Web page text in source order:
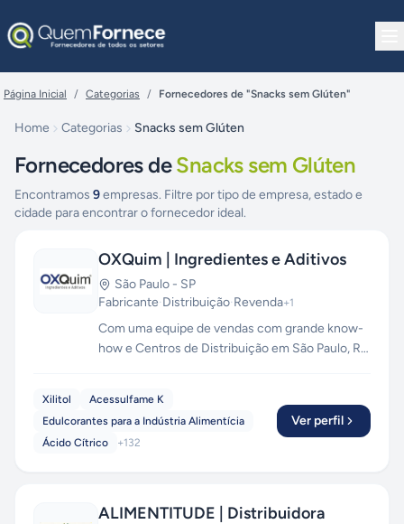
Página Inicial / Categorias / Fornecedores de "Snacks sem Glúten"
Home Categorias Snacks sem Glúten
Fornecedores deSnacks sem Glúten
Encontramos 9empresas. Filtre por tipo de empresa, estado e
cidade para encontrar o fornecedor ideal.
OXQuim | Ingredientes e Aditivos
São Paulo - SP
Fabricante·Distribuição·Revenda+1
Com uma equipe de vendas com grande know-
how e Centros de Distribuição em São Paulo, Rio
para os segmentos: ALIMENTÍCIO,
COSMÉTICO, FÁRMACÊUTICO, NUTRIÇÃO
ANIMAL, SUPLEMENTOS e outros.
Xilitol
Acessulfame K
Edulcorantes para a Indústria Alimentícia
Ácido Cítrico
+132
Ver perfil
ALIMENTITUDE | Distribuidora